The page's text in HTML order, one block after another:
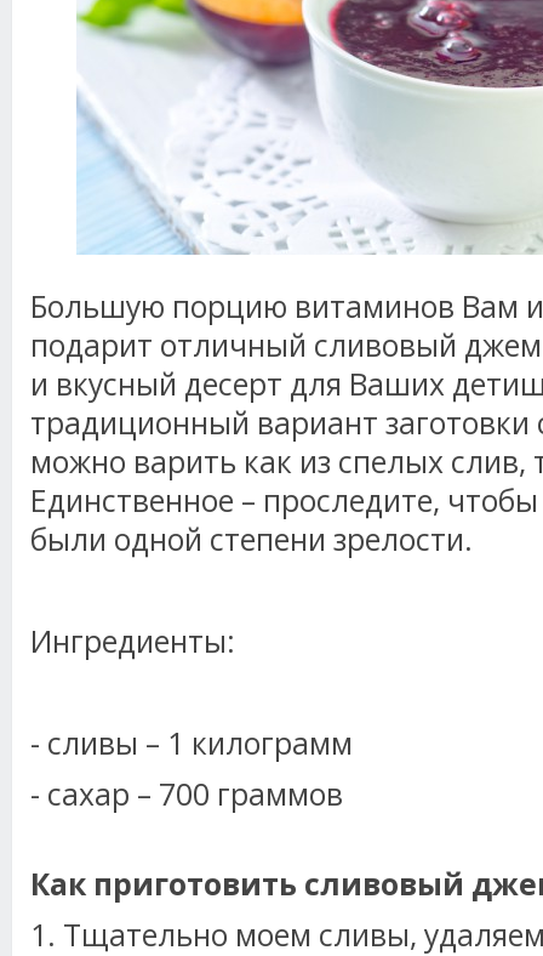
Большую порцию витаминов Вам
подарит отличный сливовый
и вкусный десерт для Ваших
традиционный вариант
можно варить как из спелых слив,
Единственное – проследите,
были одной степени зрелости.
Ингредиенты:
- сливы – 1 килограмм
- сахар – 700 граммов
Как приготовить сливовый
1. Тщательно моем сливы,